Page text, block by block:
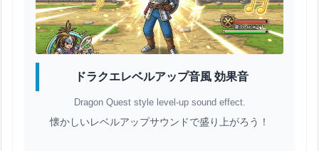
ドラクエレベルアップ音風 効果音
Dragon Quest style level-up sound effect.
懐かしいレベルアップサウンドで盛り上がろう！